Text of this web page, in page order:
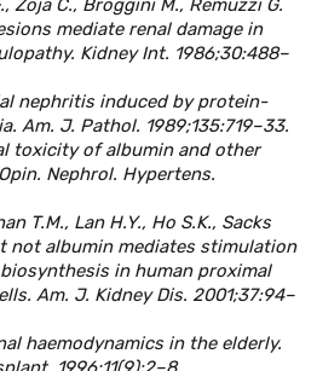
Zoja C., Broggini M., Remuzzi G.
mediate renal damage in
Kidney Int. 1986;30:488–
nephritis induced by protein-
Am. J. Pathol. 1989;135:719–33.
toxicity of albumin and other
Nephrol. Hypertens.
T.M., Lan H.Y., Ho S.K., Sacks
not albumin mediates stimulation
in human proximal
Am. J. Kidney Dis. 2001;37:94–
haemodynamics in the elderly.